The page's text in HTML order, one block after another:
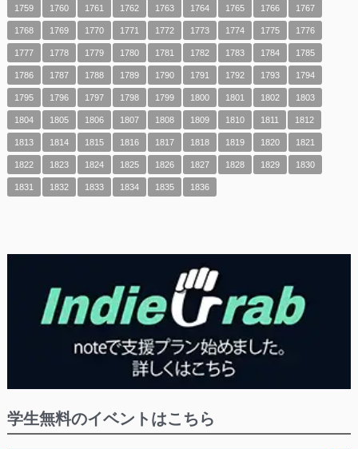
1759 1760 1761 1762 1763 1764 1765 1766 1767
1768 1769 1770 1771 1772 1773 1774 1775 1776
1777 1778 1779 1780 1781 1782 1783 1784 1785
1786 1787 1788 1789 1790 1791 1792 1793 1794
1795 1796 1797 1798 1799 1800 1801 1802 1803
1804 1805 1806 1807 1808 1809 1810 1811 1812
1813 1814 1815 1816 1817 1818 1819 1820 1821
1822 1823 1824 1825 1826 1827 1828 1829 1830
1831 1832 1833 1834 1835 1836
学生無料のイベントはこちら